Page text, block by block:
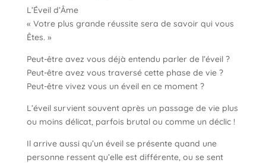
L’Éveil d’Âme
« Votre plus grande réussite sera de savoir qui vous
Êtes. »
Peut-être avez vous déjà entendu parler de l’éveil ?
Peut-être avez vous traversé cette phase de vie ?
Peut-être vivez vous un éveil en ce moment ?
L’éveil survient souvent après un passage de vie plus
ou moins délicat, parfois brutal ou comme un déclic !
Il arrive aussi qu’un éveil se présente quand une
personne ressent qu’elle est différente, ou se sent